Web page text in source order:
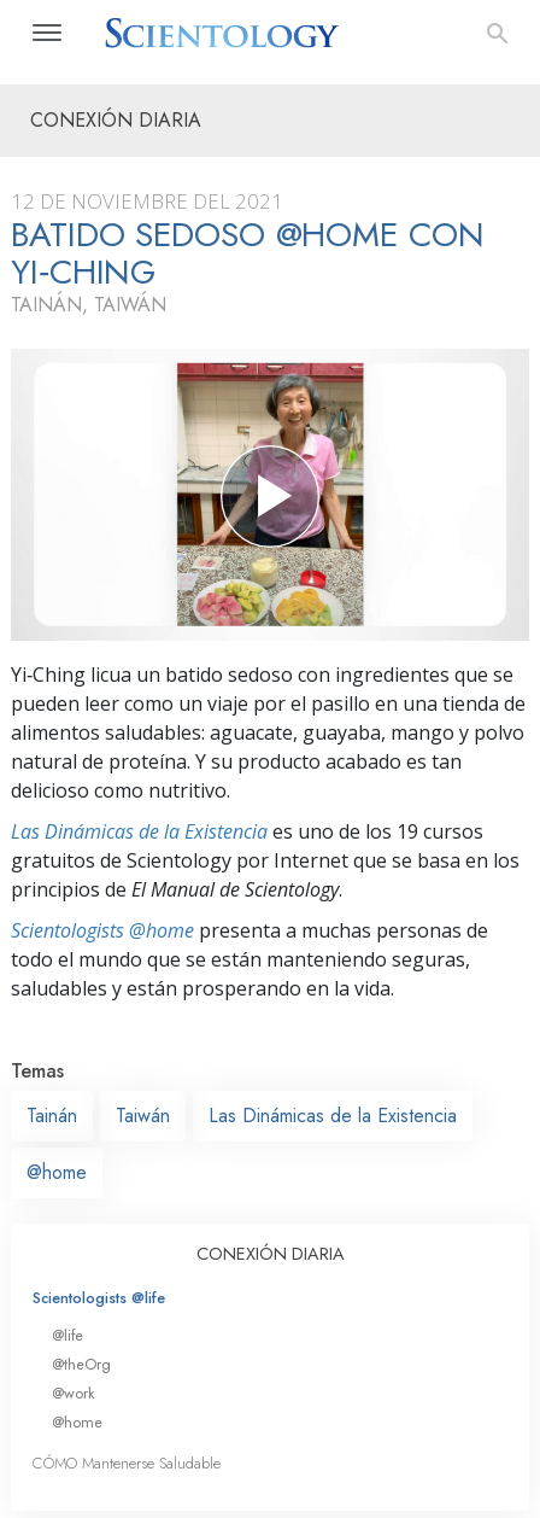
CONEXIÓN DIARIA
12 DE NOVIEMBRE DEL 2021
BATIDO SEDOSO @HOME CON
YI‑CHING
TAINÁN, TAIWÁN
Yi‑Ching licua un batido sedoso con ingredientes que se
pueden leer como un viaje por el pasillo en una tienda de
alimentos saludables: aguacate, guayaba, mango y polvo
natural de proteína. Y su producto acabado es tan
delicioso como nutritivo.
Las Dinámicas de la Existenciaes uno de los 19 cursos
gratuitos de Scientology por Internet que se basa en los
principios de El Manual de Scientology.
Scientologists @home presenta a muchas personas de
todo el mundo que se están manteniendo seguras,
saludables y están prosperando en la vida.
Temas
Tainán
Taiwán Las Dinámicas de la Existencia
@home
CONEXIÓN DIARIA
Scientologists @life
@life
@theOrg
@work
@home
CÓMO Mantenerse Saludable